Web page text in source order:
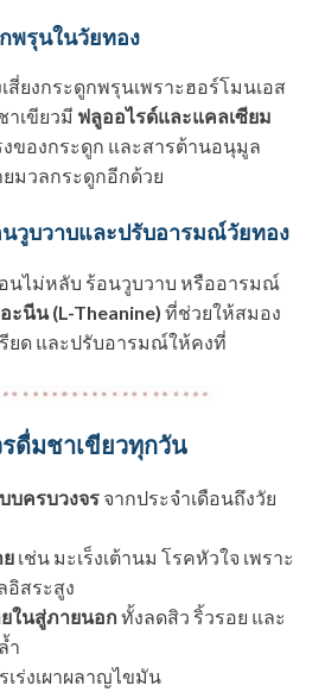
พรุนในวัยทอง
ยงกระดูกพรุนเพราะฮอร์โมนเอส
าเขียวมี ฟลูออไรด์และแคลเซียม
ของกระดูก และสารต้านอนุมูล
มวลกระดูกอีกด้วย
นวูบวาบและปรับอารมณ์วัยทอง
นไม่หลับ ร้อนวูบวาบ หรืออารมณ์
ะนีน (L-Theanine) ที่ช่วยให้สมอง
ยด และปรับอารมณ์ให้คงที่
ดื่มชาเขียวทุกวัน
บครบวงจร จากประจำเดือนถึงวัย
เช่น มะเร็งเต้านม โรคหัวใจ เพราะ
อิสระสูง
ในสู่ภายนอก ทั้งลดสิว ริ้วรอย และ
ำ
เร่งเผาผลาญไขมัน